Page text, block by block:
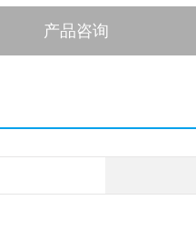
产品咨询